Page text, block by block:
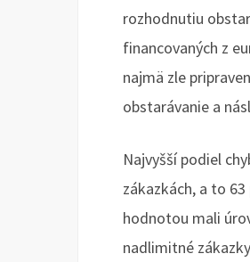
rozhodnutiu
financovaných z
najmä zle
obstarávanie a
Najvyšší podiel
zákazkách, a to
hodnotou mali
nadlimitné